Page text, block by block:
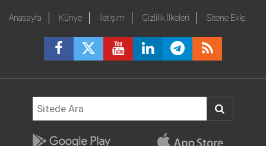
Anasayfa Künye İletişim Gizlilik İlkeleri Sitene Ekle